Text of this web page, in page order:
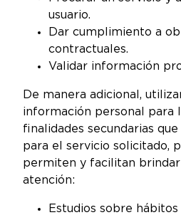
usuario.
Dar cumplimiento a
contractuales.
Validar información
De manera adicional,
información personal para
finalidades secundarias
para el servicio solicitado,
permiten y facilitan
atención:
Estudios sobre hábitos